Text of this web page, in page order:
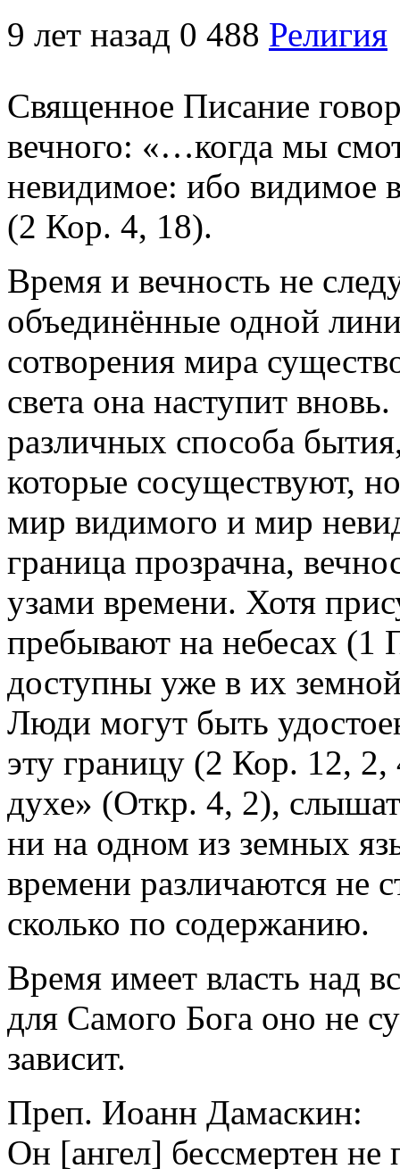
9 лет назад 0 488 Религия
Священное Писание
вечного: «…когда мы
невидимое: ибо видимое
(2 Кор. 4, 18).
Время и вечность не
объединённые одной
сотворения мира
света она наступит
различных способа
которые сосуществуют,
мир видимого и мир
граница прозрачна,
узами времени. Хотя
пребывают на небесах
доступны уже в их
Люди могут быть
эту границу (2 Кор. 12,
духе» (Откр. 4, 2), слышат
ни на одном из земных
времени различаются не
сколько по содержанию.
Время имеет власть над
для Самого Бога оно не
зависит.
Преп. Иоанн Дамаскин:
Он [ангел] бессмертен не